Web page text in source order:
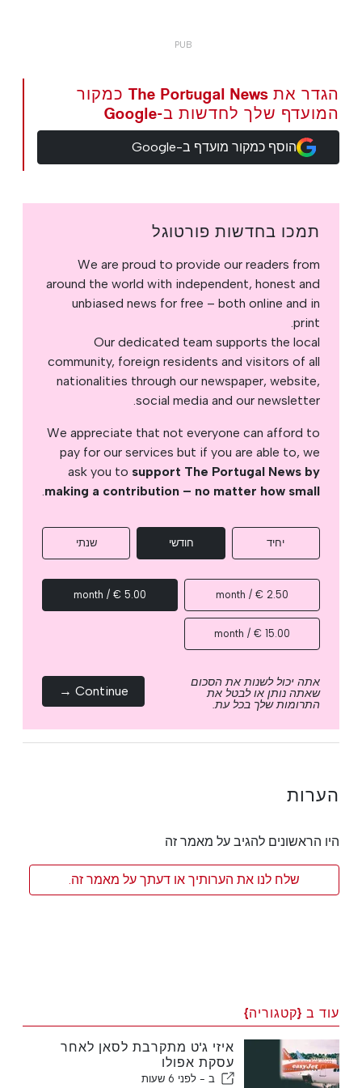
הגדר את The Portugal News כמקור
המועדף שלך לחדשות ב-Google
הוסף כמקור מועדף ב-Google
תמכו בחדשות פורטוגל
We are proud to provide our readers from
around the world with independent, honest and
unbiased news for free – both online and in
print.
Our dedicated team supports the local
community, foreign residents and visitors of all
nationalities through our newspaper, website,
social media and our newsletter.
We appreciate that not everyone can afford to
pay for our services but if you are able to, we
ask you to support The Portugal News by
making a contribution – no matter how small
.
יחיד חודשי שנתי
2.50 € / month
5.00 € / month
15.00 € / month
אתה יכול לשנות את הסכום
שאתה נותן או לבטל את
התרומות שלך בכל עת.
Continue →
הערות
היו הראשונים להגיב על מאמר זה
שלח לנו את הערותיך או דעתך על מאמר זה.
עוד ב {קטגוריה}
איזי ג'ט מתקרבת לסאן לאחר
עסקת אפולו
ב - לפני 6 שעות